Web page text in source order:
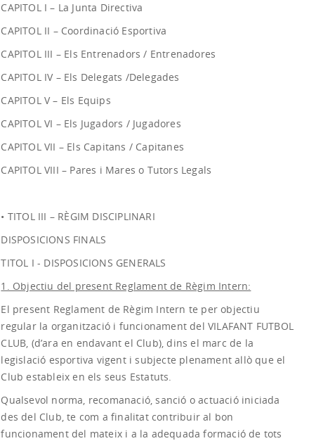
CAPITOL I – La Junta Directiva
CAPITOL II – Coordinació Esportiva
CAPITOL III – Els Entrenadors / Entrenadores
CAPITOL IV – Els Delegats /Delegades
CAPITOL V – Els Equips
CAPITOL VI – Els Jugadors / Jugadores
CAPITOL VII – Els Capitans / Capitanes
CAPITOL VIII – Pares i Mares o Tutors Legals
• TITOL III – RÈGIM DISCIPLINARI
DISPOSICIONS FINALS
TITOL I - DISPOSICIONS GENERALS
1. Objectiu del present Reglament de Règim Intern:
El present Reglament de Règim Intern te per objectiu
regular la organització i funcionament del VILAFANT FUTBOL
CLUB, (d’ara en endavant el Club), dins el marc de la
legislació esportiva vigent i subjecte plenament allò que el
Club estableix en els seus Estatuts.
Qualsevol norma, recomanació, sanció o actuació iniciada
des del Club, te com a finalitat contribuir al bon
funcionament del mateix i a la adequada formació de tots